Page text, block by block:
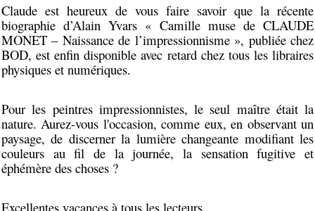
Claude est heureux de vous faire savoir que la récente
biographie d’Alain Yvars « Camille muse de CLAUDE
MONET – Naissance de l’impressionnisme », publiée chez
BOD, est enfin disponible avec retard chez tous les libraires
physiques et numériques.
Pour les peintres impressionnistes, le seul maître était la
nature. Aurez-vous l'occasion, comme eux, en observant un
paysage, de discerner la lumière changeante modifiant les
couleurs au fil de la journée, la sensation fugitive et
éphémère des choses ?
Excellentes vacances à tous les lecteurs.